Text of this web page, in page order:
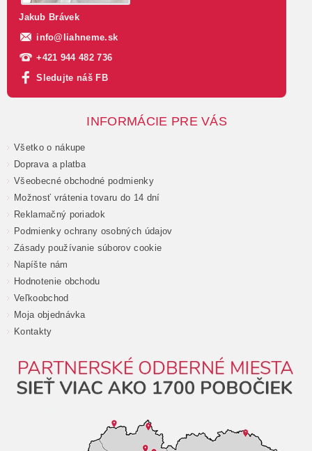
Jakub Brávek
info@ liahneme.sk
+421 944 482 736
Sledujte náš FB
INFORMÁCIE PRE VÁS
Všetko o nákupe
Doprava a platba
Všeobecné obchodné podmienky
Možnosť vrátenia tovaru do 14 dní
Reklamačný poriadok
Podmienky ochrany osobných údajov
Zásady používanie súborov cookie
Napíšte nám
Hodnotenie obchodu
Veľkoobchod
Moja objednávka
Kontakty